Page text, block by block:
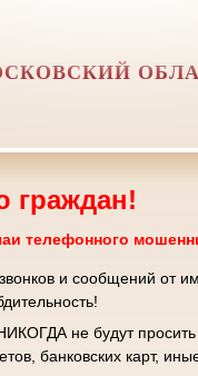
граждан!
телефонного
и сообщений от
не будут
банковских карт,